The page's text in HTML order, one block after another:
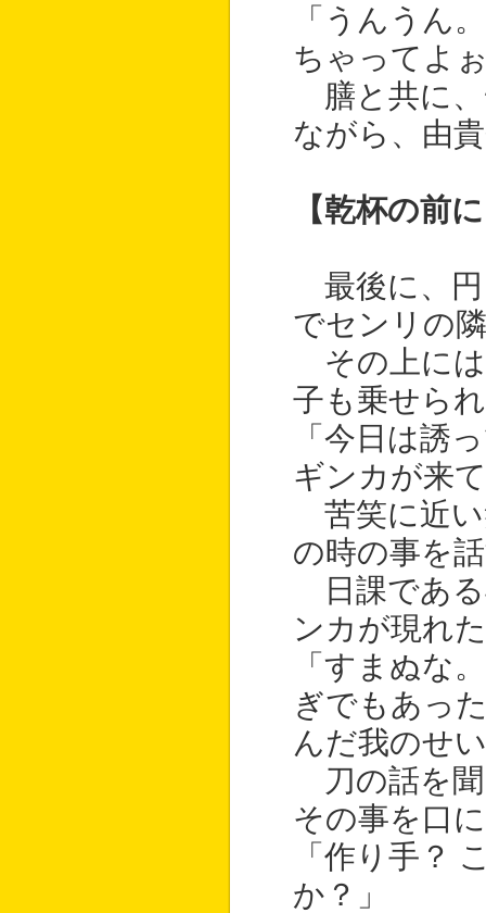
「うんうん
ちゃってよ
膳と共に、
ながら、由
【乾杯の前
最後に、円
でセンリの
その上には
子も乗せら
「今日は誘
ギンカが来
苦笑に近い
の時の事を
日課である
ンカが現れ
「すまぬな
ぎでもあっ
んだ我のせ
刀の話を聞
その事を口
「作り手？
か？」